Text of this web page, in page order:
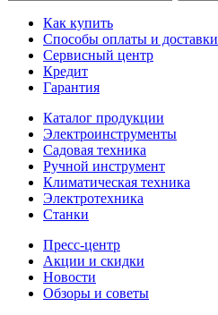
Как купить
Способы оплаты и доставки
Сервисный центр
Кредит
Гарантия
Каталог продукции
Электроинструменты
Садовая техника
Ручной инструмент
Климатическая техника
Электротехника
Станки
Пресс-центр
Акции и скидки
Новости
Обзоры и советы